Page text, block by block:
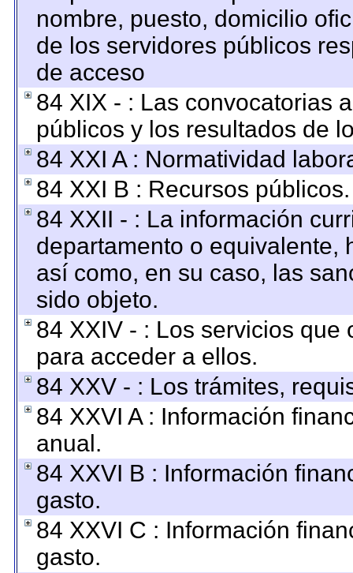
nombre, puesto, domicilio
de los servidores públicos
de acceso
84 XIX - : Las convocatorias
públicos y los resultados de
84 XXI A : Normatividad
84 XXI B : Recursos públicos.
84 XXII - : La información
departamento o equivalente,
así como, en su caso, las
sido objeto.
84 XXIV - : Los servicios
para acceder a ellos.
84 XXV - : Los trámites,
84 XXVI A : Información
anual.
84 XXVI B : Información
gasto.
84 XXVI C : Información
gasto.